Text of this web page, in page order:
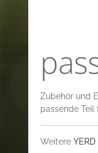
Zubehör und
passende Teil
Weitere